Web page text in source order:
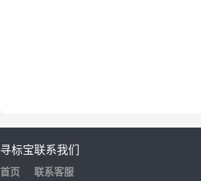
寻标宝
首页
联系我们
联系客服